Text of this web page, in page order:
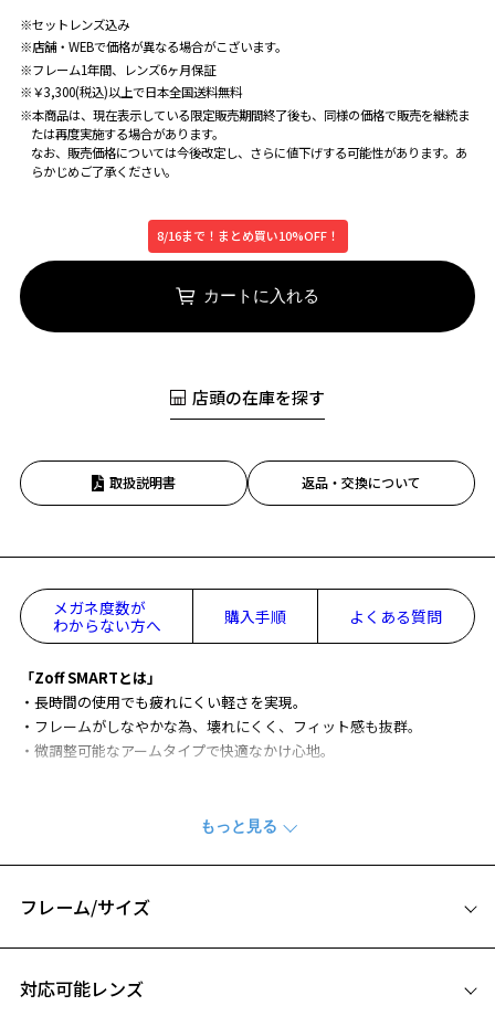
※セットレンズ込み
※店舗・WEBで価格が異なる場合がこざいます。
※フレーム1年間、レンズ6ヶ月保証
※￥3,300(税込)以上で日本全国送料無料
※本商品は、現在表示している限定販売期間終了後も、同様の価格で販売を継続ま
たは再度実施する場合があります。
なお、販売価格については今後改定し、さらに値下げする可能性があります。あ
らかじめご了承ください。
8/16まで！まとめ買い10%OFF！
カートに入れる
店頭の在庫を探す
取扱説明書 返品・交換について
メガネ度数が
わからない方へ
購入手順 よくある質問
「Zoff SMARTとは」
・長時間の使用でも疲れにくい軽さを実現。
・フレームがしなやかな為、壊れにくく、フィット感も抜群。
・微調整可能なアームタイプで快適なかけ心地。
(万が一破損した場合も交換可能です。)
シリコン鼻PADとなっています。
クラシカルなデザインで、男女問わず使いやすくなっています。
※柄や色味の出方に個体差があり、画像と異なる場合がございます。
Zoff SMART (ゾフ・スマート) ページをみる
フレーム/サイズ
対応可能レンズ